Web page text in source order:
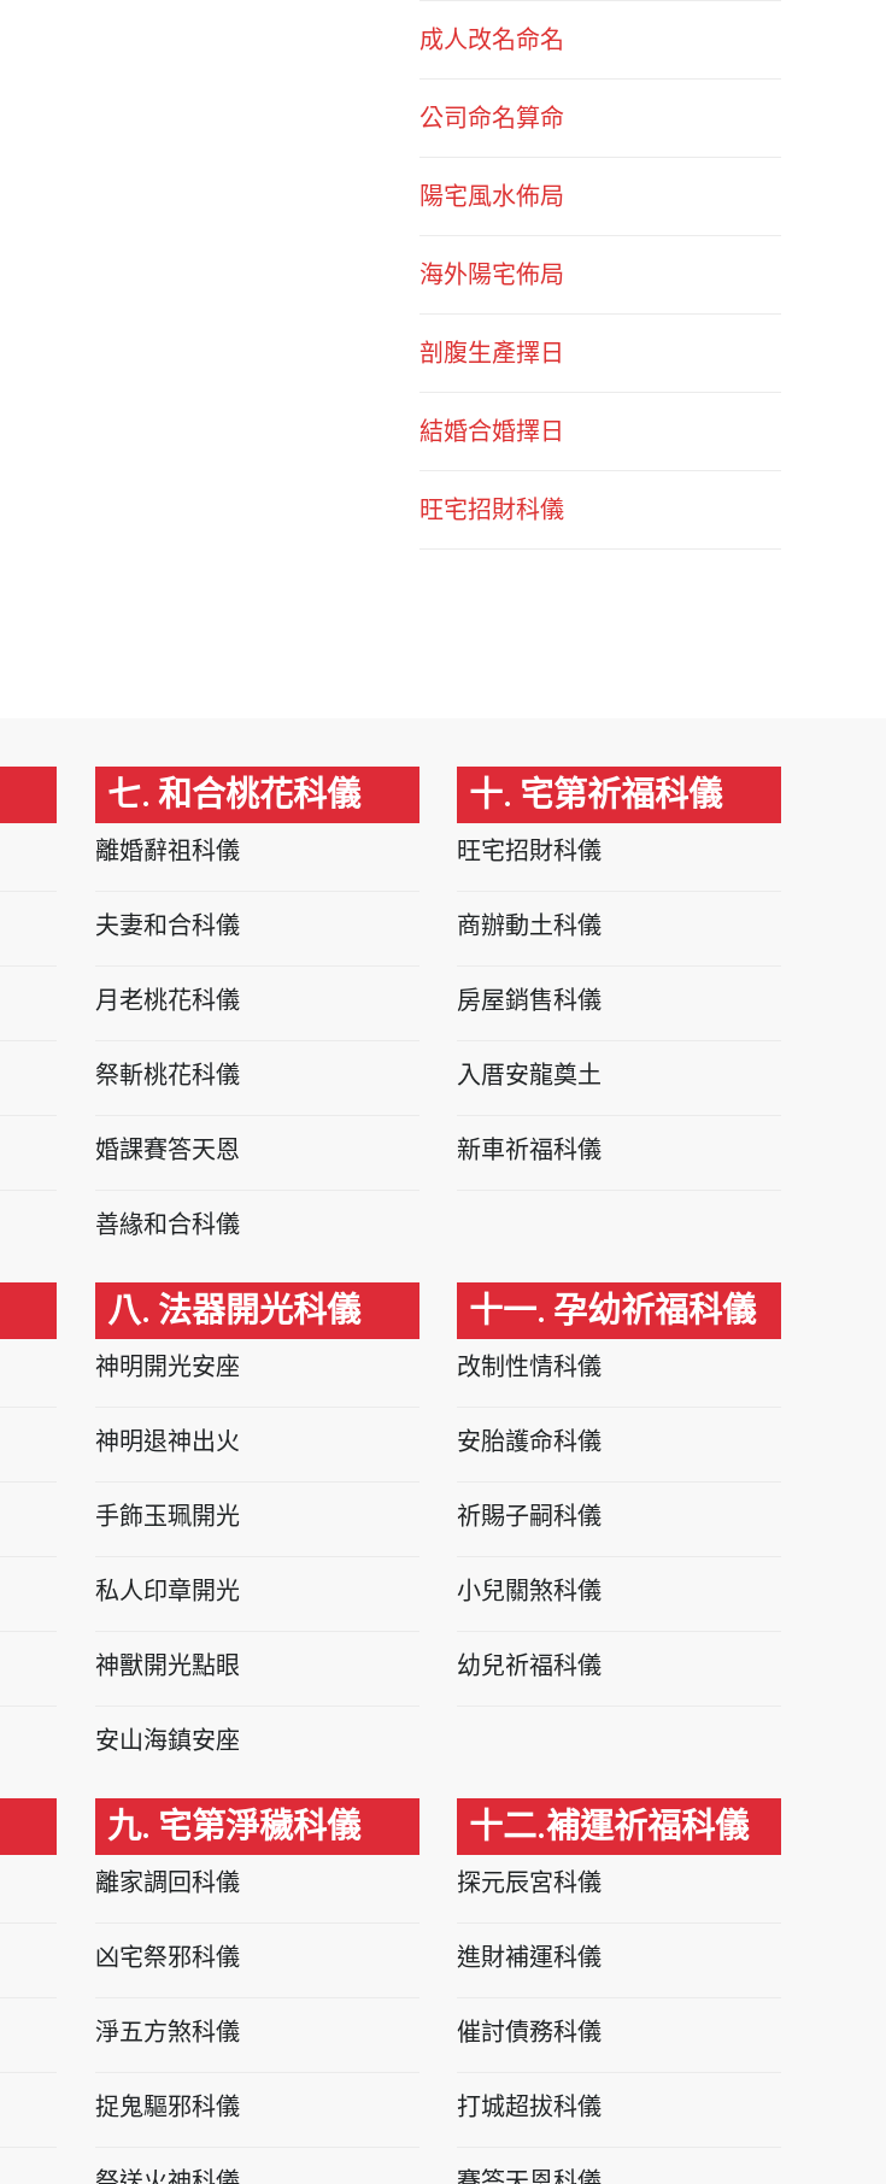
成人改名命名
公司命名算命
陽宅風水佈局
海外陽宅佈局
剖腹生產擇日
結婚合婚擇日
旺宅招財科儀
七. 和合桃花科儀
離婚辭祖科儀
夫妻和合科儀
月老桃花科儀
祭斬桃花科儀
婚課賽答天恩
善緣和合科儀
八. 法器開光科儀
神明開光安座
神明退神出火
手飾玉珮開光
私人印章開光
神獸開光點眼
安山海鎮安座
九. 宅第淨穢科儀
離家調回科儀
凶宅祭邪科儀
淨五方煞科儀
捉鬼驅邪科儀
十. 宅第祈福科儀
旺宅招財科儀
商辦動土科儀
房屋銷售科儀
入厝安龍奠土
新車祈福科儀
十一. 孕幼祈福科儀
改制性情科儀
安胎護命科儀
祈賜子嗣科儀
小兒關煞科儀
幼兒祈福科儀
十二.補運祈福科儀
探元辰宮科儀
進財補運科儀
催討債務科儀
打城超拔科儀